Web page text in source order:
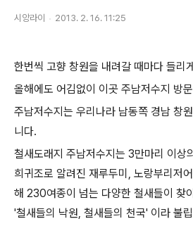
시앙라이 2013. 2. 16. 11:25
한번씩 고향 창원을 내려갈 때마다 들리
올해에도 어김없이 이곳 주남저수지 방문
주남저수지는 우리나라 남동쪽 경남 창
니다.
철새도래지 주남저수지는 3만마리 이상
희귀조로 알려진 재루두미, 노랑부리저
해 230여종이 넘는 다양한 철새들이 찾
'철새들의 낙원, 철새들의 천국' 이라 불